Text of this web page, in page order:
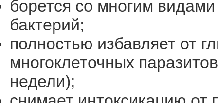
борется со многим видами
бактерий;
полностью избавляет от
многоклеточных
недели);